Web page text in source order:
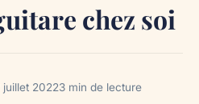
chez soi
juillet 20223 min de lecture